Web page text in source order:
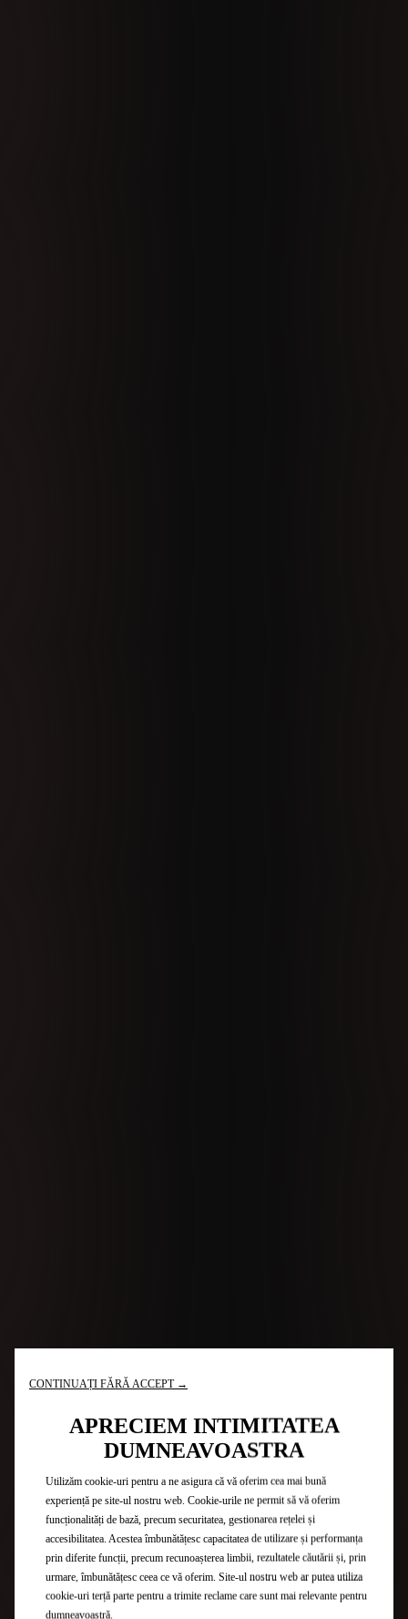
CONTINUAȚI FĂRĂ ACCEPT →
APRECIEM INTIMITATEA
DUMNEAVOASTRA
Utilizăm cookie-uri pentru a ne asigura că vă oferim cea mai bună
experiență pe site-ul nostru web. Cookie-urile ne permit să vă oferim
funcționalități de bază, precum securitatea, gestionarea rețelei și
accesibilitatea. Acestea îmbunătățesc capacitatea de utilizare și performanța
prin diferite funcții, precum recunoașterea limbii, rezultatele căutării și, prin
urmare, îmbunătățesc ceea ce vă oferim. Site-ul nostru web ar putea utiliza
cookie-uri terță parte pentru a trimite reclame care sunt mai relevante pentru
dumneavoastră.